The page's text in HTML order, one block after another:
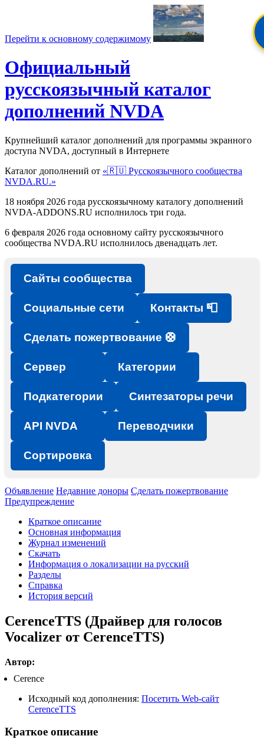
Перейти к основному содержимому
Официальный
русскоязычный каталог
дополнений NVDA
Крупнейший каталог дополнений для программы экранного
доступа NVDA, доступный в Интернете
Каталог дополнений от «🇷🇺 Русскоязычного сообщества
NVDA.RU.»
18 ноября 2026 года русскоязычному каталогу дополнений
NVDA-ADDONS.RU исполнилось три года.
6 февраля 2026 года основному сайту русскоязычного
сообщества NVDA.RU исполнилось двенадцать лет.
Сайты сообщества
Социальные сети Контакты 📮
Сделать пожертвование 🛟
Сервер Категории
Подкатегории Синтезаторы речи
API NVDA Переводчики
Сортировка
Объявление Недавние доноры Сделать пожертвование
Предупреждение
Краткое описание
Основная информация
Журнал изменений
Скачать
Информация о локализации на русский
Разделы
Справка
История версий
CerenceTTS (Драйвер для голосов
Vocalizer от CerenceTTS)
Автор:
Cerence
Исходный код дополнения: Посетить Web-сайт
CerenceTTS
Краткое описание